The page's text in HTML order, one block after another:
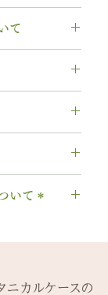
て
能です。
み（※小文
内であれば、
品交換いたし
換は、（その
。
れかを選択
無料の装飾
いて＊
せん。
。​
ニカルケースの